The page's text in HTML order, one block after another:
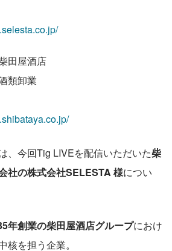
田屋酒店
類卸業
、今回Tig LIVEを配信いただいた柴
社の株式会社SELESTA 様につい
年創業の柴田屋酒店グループにおけ
核を担う企業。